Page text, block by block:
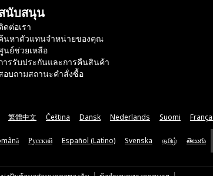
นับสนุน
ดต่อเรา
นหาตัวแทนจำหน่ายของคุณ
นย์ช่วยเหลือ
ารรับประกันและการคืนสินค้า
อบถามสถานะคำสั่งซื้อ
繁體中文 Čeština Dansk Nederlands Suomi
Русский Español (Latino) Svenska தமிழ் తెలుగు